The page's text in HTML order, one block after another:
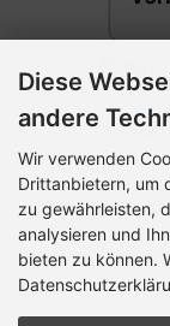
E-Mail-Adresse:
Diese
andere
Wir verwenden
Drittanbietern, um
zu gewährleisten,
analysieren und
bieten zu können.